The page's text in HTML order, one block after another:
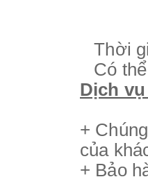
Thời
Có
Dịch
+
của
+ Bảo